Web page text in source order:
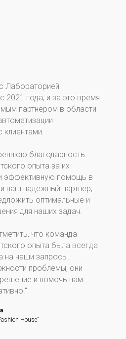
Лабораторией
2021 года, и за это время
партнером в области
клиентами.
благодарность
опыта за их
эффективную помощь в
наш надежный партнер,
оптимальные и
для наших задач.
что команда
опыта была всегда
на наши запросы.
проблемы, они
и помочь нам
House"